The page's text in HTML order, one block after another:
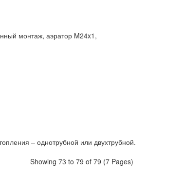
монтаж, аэратор M24x1,
– однотрубной или двухтрубной.
Showing 73 to 79 of 79 (7 Pages)